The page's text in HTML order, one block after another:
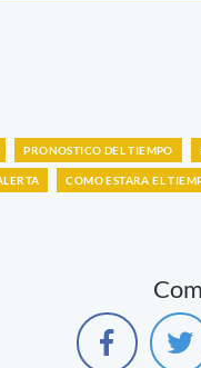
PRONOSTICO DEL TIEMPO
COMO ESTARA EL